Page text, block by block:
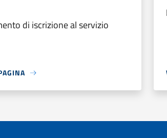
di iscrizione al servizio